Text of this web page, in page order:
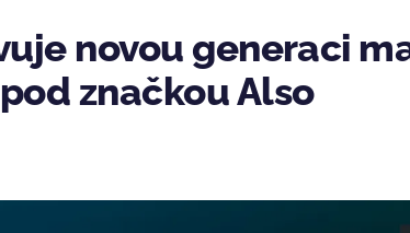
novou generaci
značkou Also